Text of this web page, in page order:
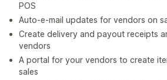
POS
Auto-e-mail updates for vendors on
Create delivery and payout receipts
vendors
A portal for your vendors to create
sales